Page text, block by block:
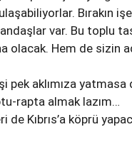
Bırakın
var. Bu toplu
olacak. Hem de sizin
pek aklımıza
rapta almak lazım…
de Kıbrıs’a köprü